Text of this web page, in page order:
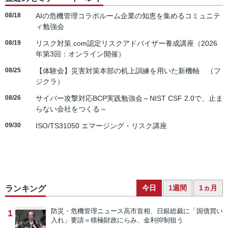
08/18
AIの危機管理コラボルーム企業の知恵を集めるコミュニテ
ィ勉強会
08/19
リスク対策.com認定リスクアドバイザー養成講座（2026
年第3回：オンライン開催）
08/25
【体験会】災害対策本部の机上訓練を用いた新機軸 （フ
ジクラ）
08/26
サイバー攻撃対応BCP実践勉強会～NIST CSF 2.0で、止ま
らない会社をつくる～
09/30 ISO/TS31050 エマージング・リスク講座
ランキング 今日 1週間 1ヵ月
1 防災・危機管理ニュース高市首相、日銀総裁に「国債買い
入れ」要請＝積極財政にらみ、金利抑制狙う